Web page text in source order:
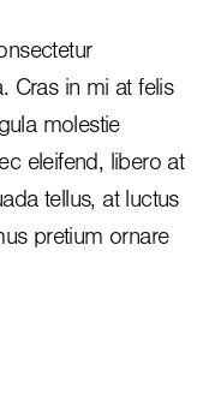
Cras in mi at felis
molestie
eleifend, libero at
tellus, at luctus
pretium ornare